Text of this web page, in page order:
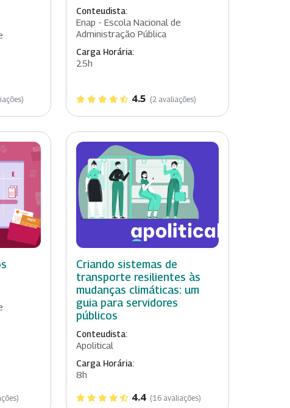
Conteudista:
Enap - Escola Nacional de
Administração Pública
Carga Horária:
25h
4.5 (2 avaliações)
Criando sistemas de
transporte resilientes às
mudanças climáticas: um
guia para servidores
públicos
Conteudista:
Apolitical
Carga Horária:
8h
4.4 (16 avaliações)